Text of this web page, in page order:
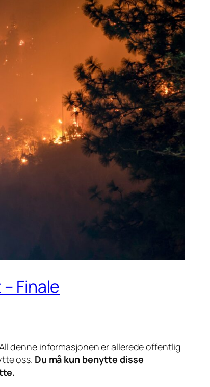
Finale
denne informasjonen er allerede offentlig
oss. Du må kun benytte disse